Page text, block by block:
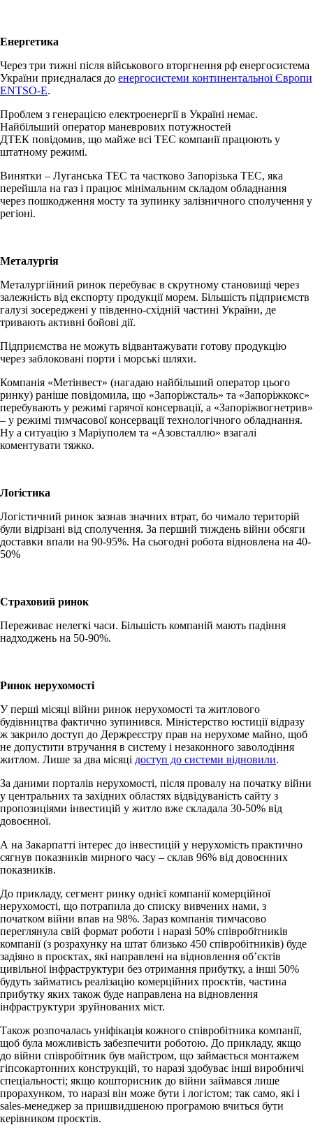
Енергетика
Через три тижні після військового вторгнення рф енергосистема
України приєдналася до енергосистеми континентальної Європи
ENTSO-E.
Проблем з генерацією електроенергії в Україні немає.
Найбільший оператор маневрових потужностей
ДТЕК повідомив, що майже всі ТЕС компанії працюють у
штатному режимі.
Винятки – Луганська ТЕС та частково Запорізька ТЕС, яка
перейшла на газ і працює мінімальним складом обладнання
через пошкодження мосту та зупинку залізничного сполучення у
регіоні.
Металургія
Металургійний ринок перебуває в скрутному становищі через
залежність від експорту продукції морем. Більшість підприємств
галузі зосереджені у південно-східній частині України, де
тривають активні бойові дії.
Підприємства не можуть відвантажувати готову продукцію
через заблоковані порти і морські шляхи.
Компанія «Метінвест» (нагадаю найбільший оператор цього
ринку) раніше повідомила, що «Запоріжсталь» та «Запоріжкокс»
перебувають у режимі гарячої консервації, а «Запоріжвогнетрив»
– у режимі тимчасової консервації технологічного обладнання.
Ну а ситуацію з Маріуполем та «Азовсталлю» взагалі
коментувати тяжко.
Логістика
Логістичний ринок зазнав значних втрат, бо чимало територій
були відрізані від сполучення. За перший тиждень війни обсяги
доставки впали на 90-95%. На сьогодні робота відновлена на 40-
50%
Страховий ринок
Переживає нелегкі часи. Більшість компаній мають падіння
надходжень на 50-90%.
Ринок нерухомості
У перші місяці війни ринок нерухомості та житлового
будівництва фактично зупинився. Міністерство юстиції відразу
ж закрило доступ до Держреєстру прав на нерухоме майно, щоб
не допустити втручання в систему і незаконного заволодіння
житлом. Лише за два місяці доступ до системи відновили.
За даними порталів нерухомості, після провалу на початку війни
у центральних та західних областях відвідуваність сайту з
пропозиціями інвестицій у житло вже складала 30-50% від
довоєнної.
А на Закарпатті інтерес до інвестицій у нерухомість практично
сягнув показників мирного часу – склав 96% від довоєнних
показників.
До прикладу, сегмент ринку однієї компанії комерційної
нерухомості, що потрапила до списку вивчених нами, з
початком війни впав на 98%. Зараз компанія тимчасово
переглянула свій формат роботи і наразі 50% співробітників
компанії (з розрахунку на штат близько 450 співробітників) буде
задіяно в проєктах, які направлені на відновлення об’єктів
цивільної інфраструктури без отримання прибутку, а інші 50%
будуть займатись реалізацію комерційних проєктів, частина
прибутку яких також буде направлена на відновлення
інфраструктури зруйнованих міст.
Також розпочалась уніфікація кожного співробітника компанії,
щоб була можливість забезпечити роботою. До прикладу, якщо
до війни співробітник був майстром, що займається монтажем
гіпсокартонних конструкцій, то наразі здобуває інші виробничі
спеціальності; якщо кошторисник до війни займався лише
прорахунком, то наразі він може бути і логістом; так само, які і
sales-менеджер за пришвидшеною програмою вчиться бути
керівником проєктів.